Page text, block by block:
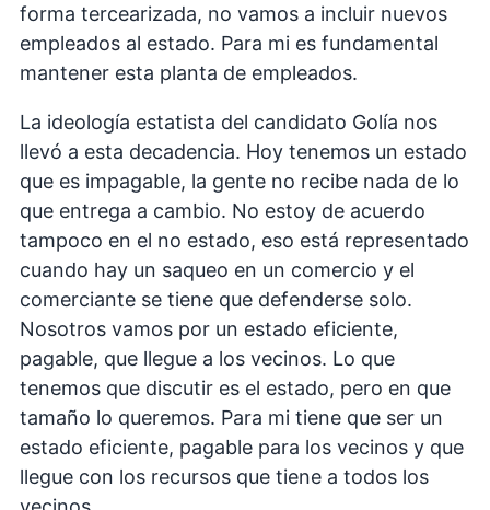
forma tercearizada, no vamos a incluir nuevos
empleados al estado. Para mi es fundamental
mantener esta planta de empleados.
La ideología estatista del candidato Golía nos
llevó a esta decadencia. Hoy tenemos un estado
que es impagable, la gente no recibe nada de lo
que entrega a cambio. No estoy de acuerdo
tampoco en el no estado, eso está representado
cuando hay un saqueo en un comercio y el
comerciante se tiene que defenderse solo.
Nosotros vamos por un estado eficiente,
pagable, que llegue a los vecinos. Lo que
tenemos que discutir es el estado, pero en que
tamaño lo queremos. Para mi tiene que ser un
estado eficiente, pagable para los vecinos y que
llegue con los recursos que tiene a todos los